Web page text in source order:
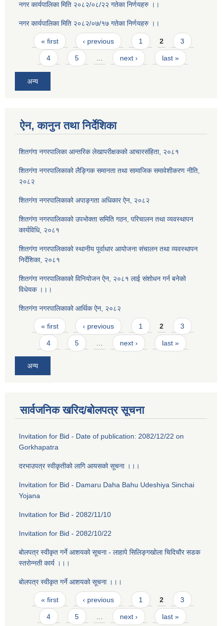
नगर कार्यपालिका मिति २०८२/०८/२२ गतेका निर्णयहरु ।।
नगर कार्यपालिका मिति २०८२/०७/१७ गतेका निर्णयहरु ।।
Pages
« first ‹ previous 1 2 3
4 5 … next › last »
अन्य
ऐन, कानुन तथा निर्देशिका
शितगंगा नगरपालिका आन्तरिक लेखापरीक्षकको आचारसंहिता, २०८१
शितगंगा नगरपालिकाको लैङ्गिक समानता तथा सामाजिक समावेशीकरण नीति,
२०८२
शितगंगा नगरपालिकाको अपाङ्गता अधिकार ऐन, २०८२
शितगंगा नगरपालिकाको उपभोक्ता समिति गठन, परिचालन तथा व्यवस्थापन
कार्यविधि, २०८१
शितगंगा नगरपालिकाको स्थानीय पूर्वाधार आयोजना संचालन तथा व्यवस्थापन
निर्देशिका, २०८१
शितगंगा नगरपालिकाको विनियोजन ऐन, २०८१ लाई संशोधन गर्न बनेको
विधेयक ।।।
शितगंगा नगरपालिकाको आर्थिक ऐन, २०८२
Pages
« first ‹ previous 1 2 3
4 5 next › last »
अन्य
सार्वजनिक खरिद/बोलपत्र सूचना
Invitation for Bid - Date of publication: 2082/12/22 on
Gorkhapatra
दरभाउपत्र स्वीकृतीको लागि आयसको सूचना ।।।
Invitation for Bid - Damaru Daha Bahu Udeshiya Sinchai
Yojana
Invitation for Bid - 2082/11/10
Invitation for Bid - 2082/10/22
बोलपत्र स्वीकृत गर्ने आशयको सूचना - लाहापे सिलिङ्गखोला चिदिचौर सडक
स्तरोन्नती कार्य ।।।
बोलपत्र स्वीकृत गर्ने आशयको सूचना ।।।
Pages
« first ‹ previous 1 2 3
4 5 … next › last »